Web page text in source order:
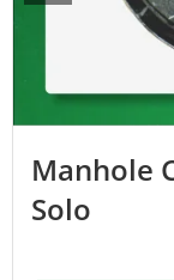
Manhole
Solo